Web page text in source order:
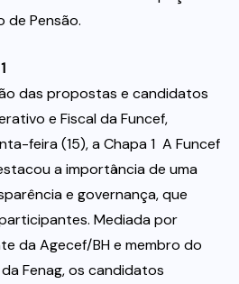
de Pensão.
das propostas e candidatos
e Fiscal da Funcef,
feira (15), a Chapa 1  A Funcef
a importância de uma
e governança, que
Mediada por
da Agecef/BH e membro do
Fenag, os candidatos